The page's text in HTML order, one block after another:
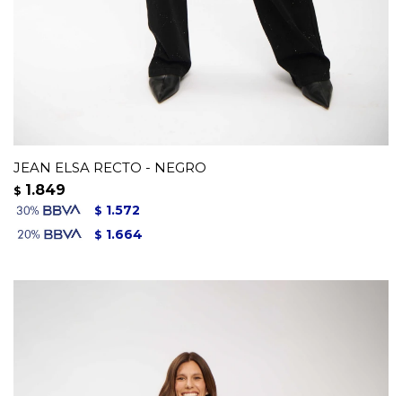
JEAN ELSA RECTO - NEGRO
$ 1.849
$ 1.572
$ 1.664